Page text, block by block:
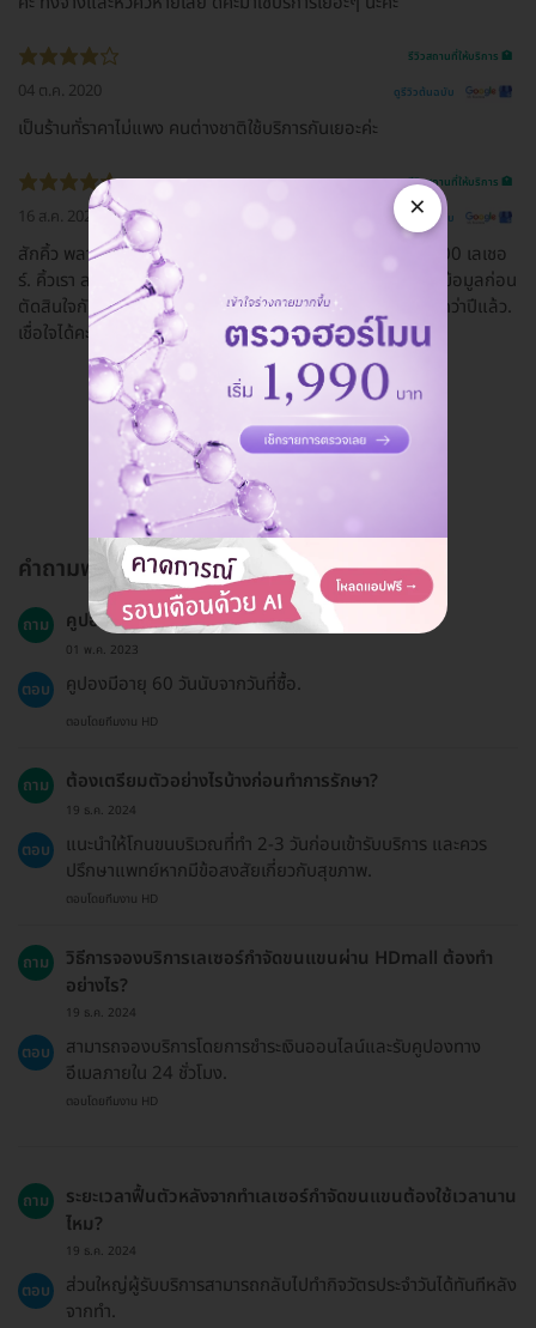
รีวิวสถานที่ให้บริการ 🏥
04 ต.ค. 2020 ดูรีวิวต้นฉบับ
เป็นร้านทั่ราคาไม่แพง คนต่างชาติใช้บริการกันเยอะค่ะ
รีวิวสถานที่ให้บริการ 🏥
16 ส.ค. 2020 ดูรีวิวต้นฉบับ
สักคิ้ว พลาดมา. มาลบร้านนี้คะ. จ่ายเหมาจ่ายราคาโปรโมชั่น4900 เลเชอ
ร์. คิ้วเรา ลบออก แต่งใหม่. สวยๆๆแล้ว. สักคิ้ว. ต้องคิดศึกษาข้อมูลก่อน
ตัดสินใจกันน๊าาา. แต่ ร้านนี้. เค้า มีประสบการณ์สักคิ้ว. เป็น10กว่าปีแล้ว.
เชื่อใจได้คะ. แนะนำ. คะ สักคิ้วสุขุมวิท22
ดูรีวิวทั้งหมด
คำถามพบบ่อย
ถาม คูปองมีอายุการใช้งานนานแค่ไหน?
01 พ.ค. 2023
ตอบ คูปองมีอายุ 60 วันนับจากวันที่ซื้อ.
ตอบโดยทีมงาน HD
ถาม ต้องเตรียมตัวอย่างไรบ้างก่อนทำการรักษา?
19 ธ.ค. 2024
ตอบ
แนะนำให้โกนขนบริเวณที่ทำ 2-3 วันก่อนเข้ารับบริการ และควร
ปรึกษาแพทย์หากมีข้อสงสัยเกี่ยวกับสุขภาพ.
ตอบโดยทีมงาน HD
ถาม
วิธีการจองบริการเลเซอร์กำจัดขนแขนผ่าน HDmall ต้องทำ
อย่างไร?
19 ธ.ค. 2024
ตอบ
สามารถจองบริการโดยการชำระเงินออนไลน์และรับคูปองทาง
อีเมลภายใน 24 ชั่วโมง.
ตอบโดยทีมงาน HD
ถาม
ระยะเวลาฟื้นตัวหลังจากทำเลเซอร์กำจัดขนแขนต้องใช้เวลานาน
ไหม?
19 ธ.ค. 2024
ตอบ
ส่วนใหญ่ผู้รับบริการสามารถกลับไปทำกิจวัตรประจำวันได้ทันทีหลัง
จากทำ.
×